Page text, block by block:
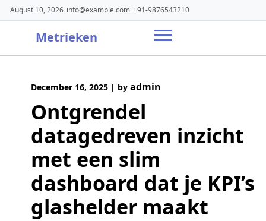
Skip
to
August 10, 2026 info@example.com +91-9876543210
Metrieken
December 16, 2025 | by admin
Ontgrendel
datagedreven inzicht
met een slim
dashboard dat je KPI’s
glashelder maakt